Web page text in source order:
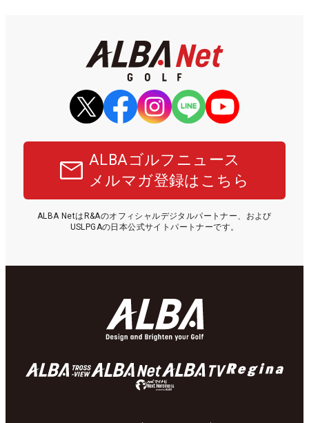
ALBAゴルフニュース
メルマガ登録はこちら
ALBA NetはR&Aのオフィシャルデジタルパートナー、および
USLPGAの日本公式サイトパートナーです。